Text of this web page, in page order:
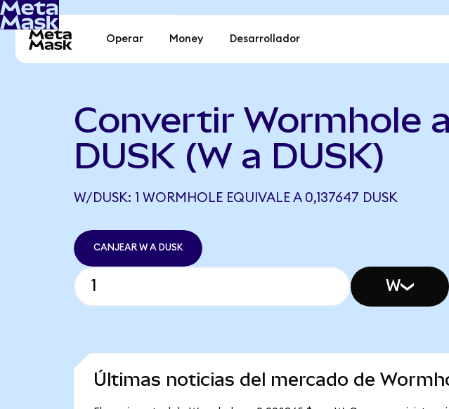
Operar Money Desarrollador
Convertir Wormhole a
DUSK (W a DUSK)
W/DUSK: 1 WORMHOLE EQUIVALE A 0,137647 DUSK
CANJEAR W A DUSK
W
Últimas noticias del mercado de